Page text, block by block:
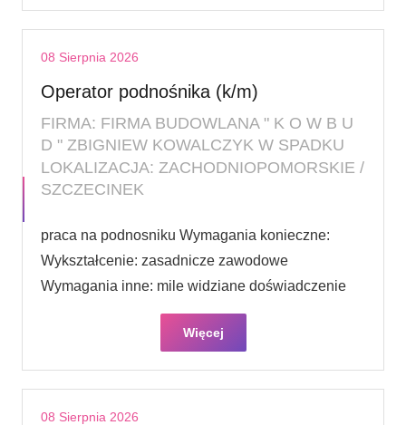
08 Sierpnia 2026
Operator podnośnika (k/m)
FIRMA: FIRMA BUDOWLANA " K O W B U
D " ZBIGNIEW KOWALCZYK W SPADKU
LOKALIZACJA: ZACHODNIOPOMORSKIE /
SZCZECINEK
praca na podnosniku Wymagania konieczne:
Wykształcenie: zasadnicze zawodowe
Wymagania inne: mile widziane doświadczenie
Więcej
08 Sierpnia 2026